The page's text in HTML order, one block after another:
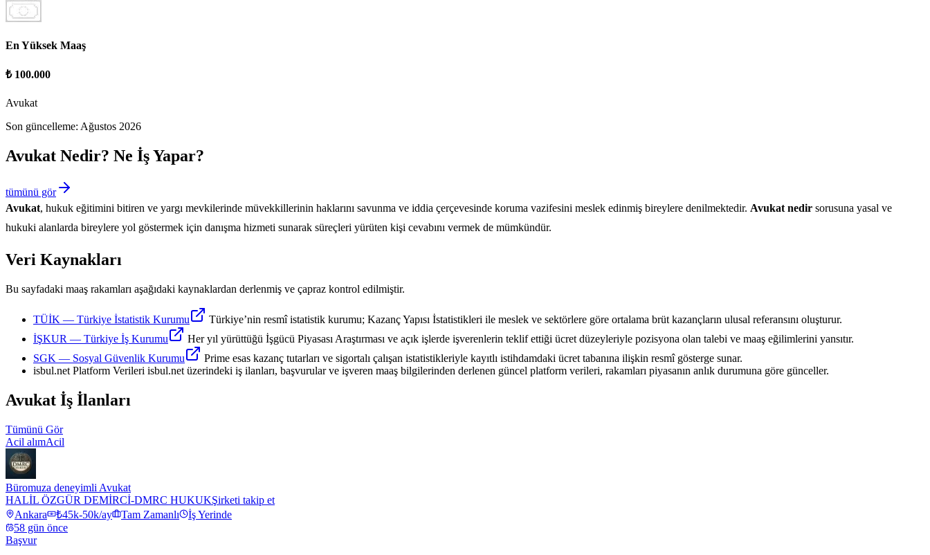
En Yüksek Maaş
₺ 100.000
Avukat
Son güncelleme: Ağustos 2026
Avukat Nedir? Ne İş Yapar?
tümünü gör
Avukat, hukuk eğitimini bitiren ve yargı mevkilerinde müvekkillerinin haklarını savunma ve iddia çerçevesinde koruma vazifesini meslek edinmiş bireylere denilmektedir. Avukat nedir sorusuna yasal ve
hukuki alanlarda bireylere yol göstermek için danışma hizmeti sunarak süreçleri yürüten kişi cevabını vermek de mümkündür.
Veri Kaynakları
Bu sayfadaki maaş rakamları aşağıdaki kaynaklardan derlenmiş ve çapraz kontrol edilmiştir.
TÜİK — Türkiye İstatistik Kurumu
Türkiye’nin resmî istatistik kurumu; Kazanç Yapısı İstatistikleri ile meslek ve sektörlere göre ortalama brüt kazançların ulusal referansını oluşturur.
İŞKUR — Türkiye İş Kurumu
Her yıl yürüttüğü İşgücü Piyasası Araştırması ve açık işlerde işverenlerin teklif ettiği ücret düzeyleriyle pozisyona olan talebi ve maaş eğilimlerini yansıtır.
SGK — Sosyal Güvenlik Kurumu
Prime esas kazanç tutarları ve sigortalı çalışan istatistikleriyle kayıtlı istihdamdaki ücret tabanına ilişkin resmî gösterge sunar.
isbul.net Platform Verileri isbul.net üzerindeki iş ilanları, başvurular ve işveren maaş bilgilerinden derlenen güncel platform verileri, rakamları piyasanın anlık durumuna göre günceller.
Avukat İş İlanları
Tümünü Gör
Acil alımAcil
Büromuza deneyimli Avukat
HALİL ÖZGÜR DEMİRCİ-DMRC HUKUKŞirketi takip et
Ankara
₺45k-50k/ay Tam Zamanlı
İş Yerinde
58 gün önce
Başvur